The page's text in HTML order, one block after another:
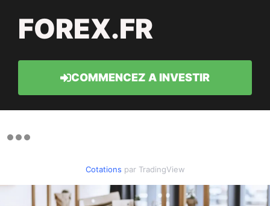
FOREX.FR
COMMENCEZ A INVESTIR
Cotations par TradingView